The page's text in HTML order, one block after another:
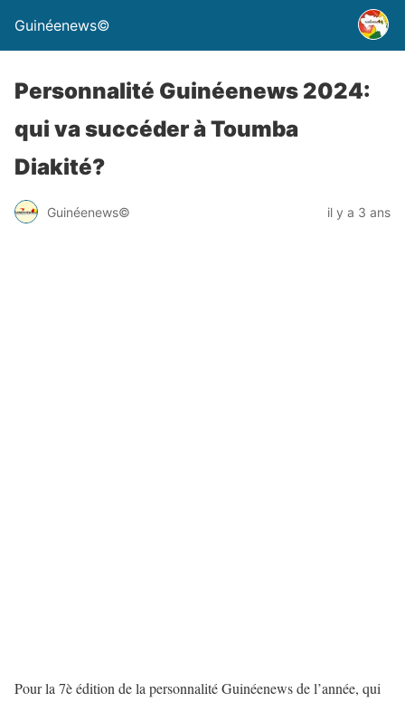
Guinéenews©
Personnalité Guinéenews 2024:
qui va succéder à Toumba
Diakité?
Guinéenews© il y a 3 ans
Pour la 7è édition de la personnalité Guinéenews de l’année, qui